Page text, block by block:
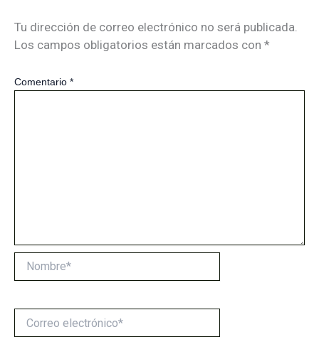
Tu dirección de correo electrónico no será publicada.
Los campos obligatorios están marcados con *
Comentario *
electrónico*